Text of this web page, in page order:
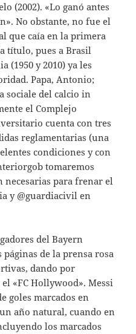
(2002). «Lo ganó antes
No obstante, no fue el
que caía en la primera
título, pues a Brasil
(1950 y 2010) ya les
Papa, Antonio;
sociale del calcio in
el Complejo
cuenta con tres
reglamentarias (una
condiciones y con
tomaremos
necesarias para frenar el
y @guardiacivil en
del Bayern
de la prensa rosa
dando por
«FC Hollywood». Messi
goles marcados en
año natural, cuando en
los marcados